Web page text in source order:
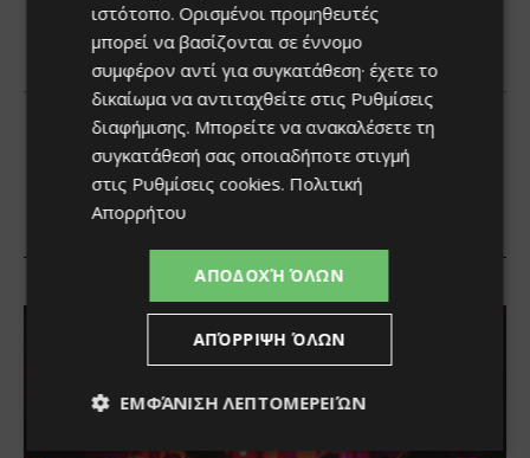
ιστότοπο. Ορισμένοι προμηθευτές
μπορεί να βασίζονται σε έννομο
συμφέρον αντί για συγκατάθεση· έχετε το
δικαίωμα να αντιταχθείτε στις Ρυθμίσεις
διαφήμισης. Μπορείτε να ανακαλέσετε τη
συγκατάθεσή σας οποιαδήποτε στιγμή
στις Ρυθμίσεις cookies. Πολιτική
Απορρήτου
ΑΠΟΔΟΧΉ ΌΛΩΝ
ΑΠΌΡΡΙΨΗ ΌΛΩΝ
ΕΜΦΆΝΙΣΗ ΛΕΠΤΟΜΕΡΕΙΏΝ